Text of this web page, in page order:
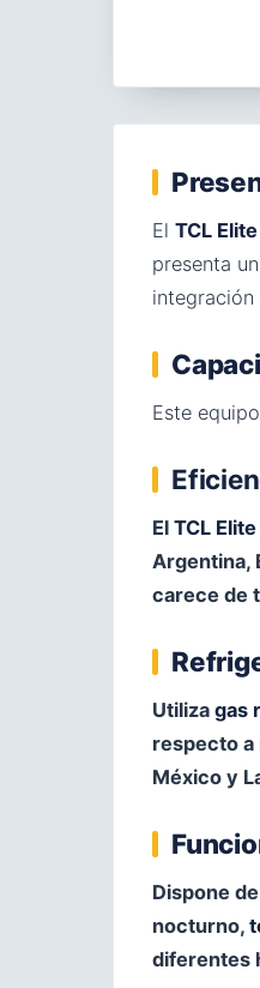
El TCL
presenta
integración
Este
El TCL Elite
Argentina,
carece de
Utiliza gas
respecto a
México y
Dispone
nocturno,
diferentes